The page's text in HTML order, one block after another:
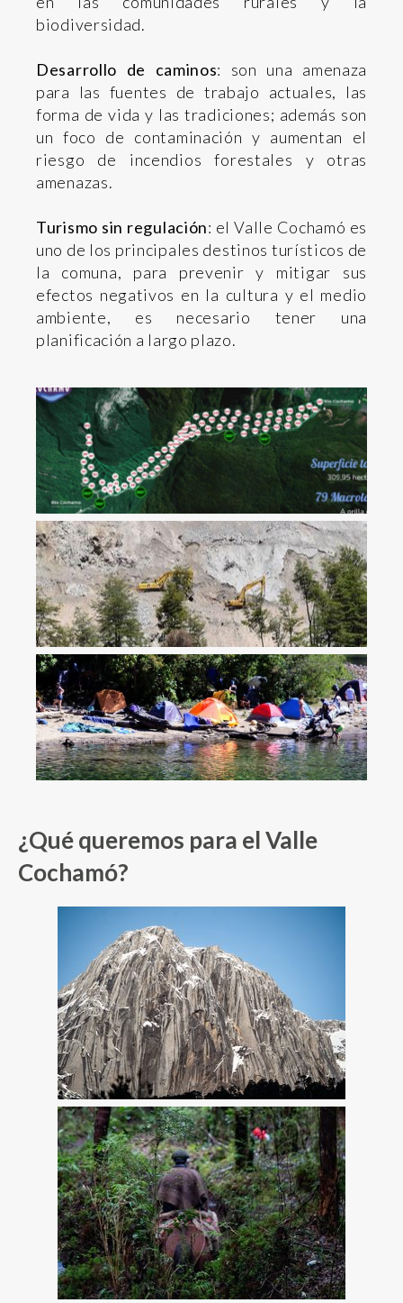
biodiversidad.
Desarrollo de caminos: son una amenaza
para las fuentes de trabajo actuales, las
forma de vida y las tradiciones; además son
un foco de contaminación y aumentan el
riesgo de incendios forestales y otras
amenazas.
Turismo sin regulación: el Valle Cochamó es
uno de los principales destinos turísticos de
la comuna, para prevenir y mitigar sus
efectos negativos en la cultura y el medio
ambiente, es necesario tener una
planificación a largo plazo.
¿Qué queremos para el Valle
Cochamó?